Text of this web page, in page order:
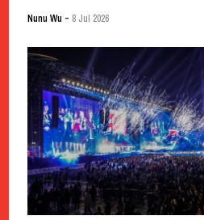
Nunu Wu - 8 Jul 2026